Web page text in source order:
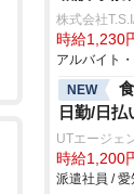
株式会社
時給1,230
アルバイト
NEW
日勤/日
UTエージェ
時給1,200
派遣社員 / 愛